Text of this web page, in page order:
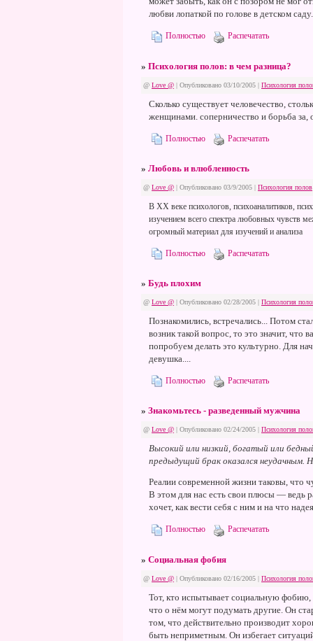
любви лопаткой по голове в детском саду.
Полностью Распечатать
» Психология полов: в чем разница?
@ Love @ | Опубликовано 03/10/2005 | Психология
Сколько существует человечество,
женщинами. соперничество и борьба за,
Полностью Распечатать
» Любовь и влюбленность
@ Love @ | Опубликовано 03/9/2005 | Психология полов
В ХХ веке психологов, психоаналитиков,
изучением всего спектра любовных чувств
огромный материал для изучений и анализа
Полностью Распечатать
» Будь плохим
@ Love @ | Опубликовано 02/28/2005 | Психология
Познакомились, встречались... Потом
возник такой вопрос, то это значит,
попробуем делать это культурно. Для
девушка....
Полностью Распечатать
» Знакомьтесь - разведенный мужчина
@ Love @ | Опубликовано 02/24/2005 | Психология
Высокий или низкий, богатый или
предыдущий брак оказался
Реалии современной жизни таковы, что
В этом для нас есть свои плюсы — ведь
хочет, как вести себя с ним и на что
Полностью Распечатать
» Социальная фобия
@ Love @ | Опубликовано 02/16/2005 | Психология
Тот, кто испытывает социальную фобию,
что о нём могут подумать другие. Он
том, что действительно производит
быть неприметным. Он избегает